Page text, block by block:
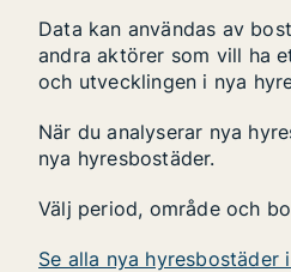
Data kan användas av
andra aktörer som vill ha
och utvecklingen i nya
När du analyserar nya
nya hyresbostäder.
Välj period, område och
Se alla nya hyresbostäder